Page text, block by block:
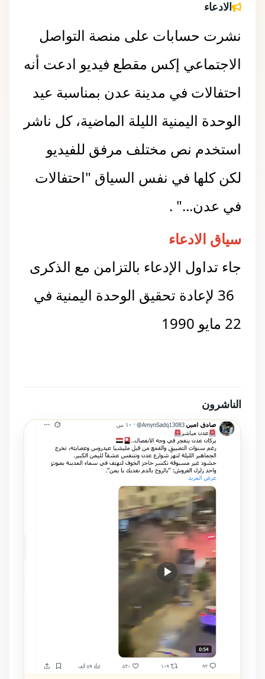
الادعاء
نشرت حسابات على منصة التواصل
الاجتماعي إكس مقطع فيديو ادعت أنه
احتفالات في مدينة عدن بمناسبة عيد
الوحدة اليمنية الليلة الماضية، كل ناشر
استخدم نص مختلف مرفق للفيديو
لكن كلها في نفس السياق "احتفالات
في عدن..." .
سياق الادعاء
جاء تداول الإدعاء بالتزامن مع الذكرى
36 لإعادة تحقيق الوحدة اليمنية في
22 مايو 1990
الناشرون